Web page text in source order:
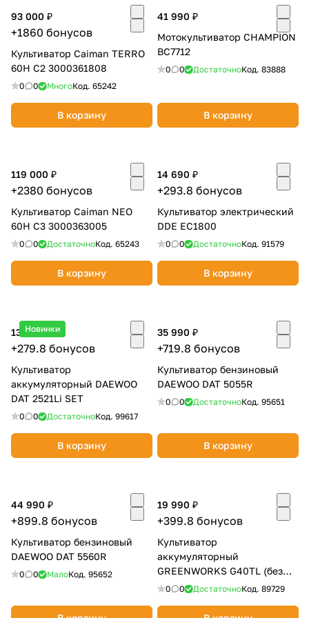
93 000 ₽
+1860 бонусов
Культиватор Caiman TERRO
60H C2 3000361808
0 0 МногоКод. 65242
В корзину
41 990 ₽
Мотокультиватор CHAMPION
BC7712
0 0 ДостаточноКод. 83888
В корзину
119 000 ₽
+2380 бонусов
Культиватор Caiman NEO
60H C3 3000363005
0 0 ДостаточноКод. 65243
В корзину
14 690 ₽
+293.8 бонусов
Культиватор электрический
DDE EC1800
0 0 ДостаточноКод. 91579
В корзину
Новинки
13 990 ₽
+279.8 бонусов
Культиватор
аккумуляторный DAEWOO
DAT 2521Li SET
0 0 ДостаточноКод. 99617
В корзину
35 990 ₽
+719.8 бонусов
Культиватор бензиновый
DAEWOO DAT 5055R
0 0 ДостаточноКод. 95651
В корзину
44 990 ₽
+899.8 бонусов
Культиватор бензиновый
DAEWOO DAT 5560R
0 0 МалоКод. 95652
19 990 ₽
+399.8 бонусов
Культиватор
аккумуляторный
GREENWORKS G40TL (без
АКБ и ЗУ) 27087
0 0 ДостаточноКод. 89729
об оплате Плайтом
раз в 2
Остались вопросы?
8 800 302-02-51